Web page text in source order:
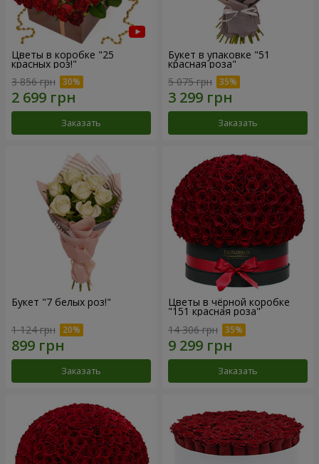
Цветы в коробке "25
красных роз!"
3 856 грн
Заказать
Букет в упаковке "51
красная роза"
5 075 грн
Заказать
Букет "7 белых роз!"
1 124 грн
Заказать
Цветы в чёрной коробке
"151 красная роза"
14 306 грн
Заказать